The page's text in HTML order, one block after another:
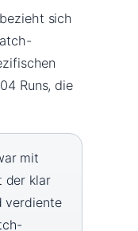
sich
Runs, die
mit
der klar
verdiente